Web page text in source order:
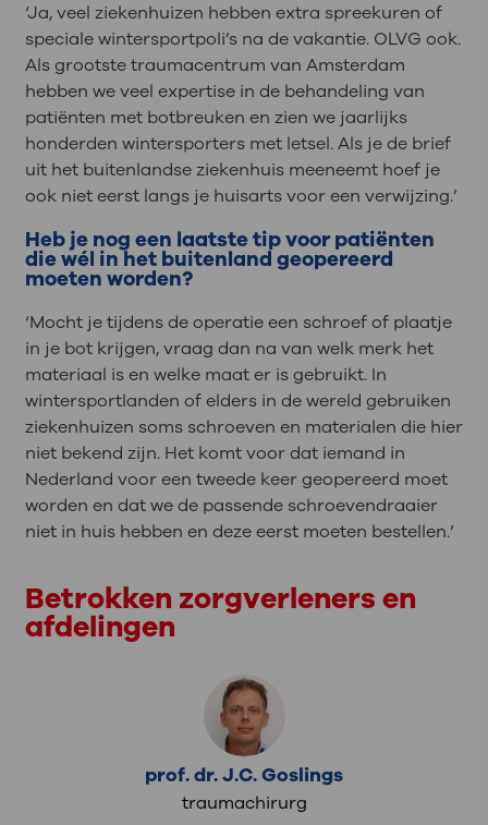
‘Ja, veel ziekenhuizen hebben extra spreekuren of
speciale wintersportpoli’s na de vakantie. OLVG ook.
Als grootste traumacentrum van Amsterdam
hebben we veel expertise in de behandeling van
patiënten met botbreuken en zien we jaarlijks
honderden wintersporters met letsel. Als je de brief
uit het buitenlandse ziekenhuis meeneemt hoef je
ook niet eerst langs je huisarts voor een verwijzing.’
Heb je nog een laatste tip voor patiënten
die wél in het buitenland geopereerd
moeten worden?
‘Mocht je tijdens de operatie een schroef of plaatje
in je bot krijgen, vraag dan na van welk merk het
materiaal is en welke maat er is gebruikt. In
wintersportlanden of elders in de wereld gebruiken
ziekenhuizen soms schroeven en materialen die hier
niet bekend zijn. Het komt voor dat iemand in
Nederland voor een tweede keer geopereerd moet
worden en dat we de passende schroevendraaier
niet in huis hebben en deze eerst moeten bestellen.’
Betrokken zorgverleners en
afdelingen
prof. dr. J.C. Goslings
traumachirurg